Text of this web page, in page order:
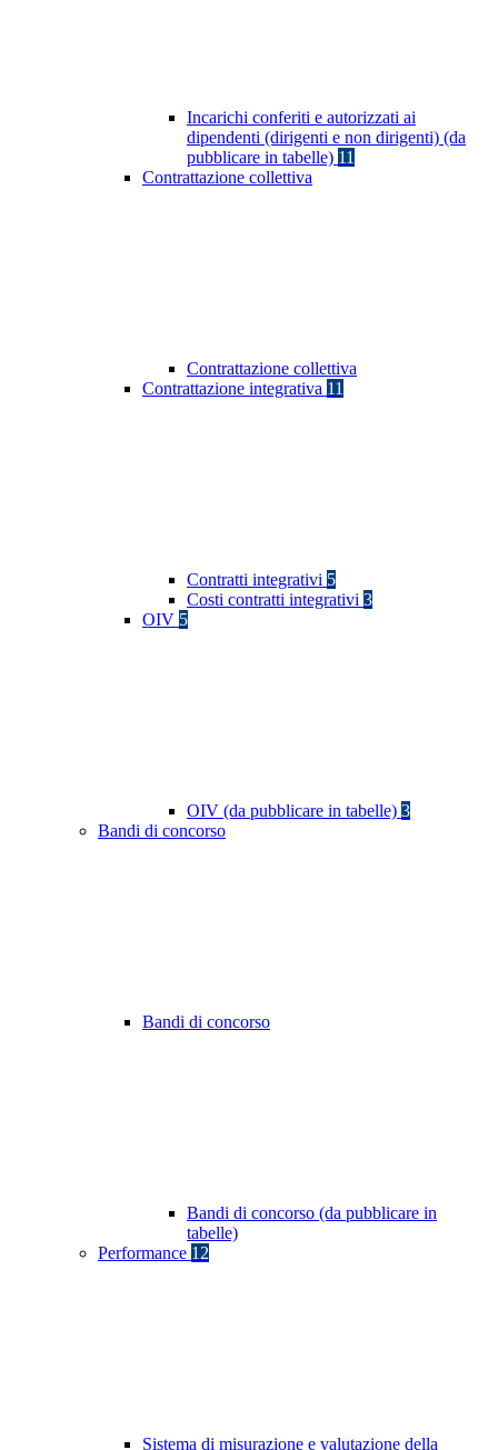
Incarichi conferiti e autorizzati ai
dipendenti (dirigenti e non dirigenti) (da
pubblicare in tabelle) 11
Contrattazione collettiva
Contrattazione collettiva
Contrattazione integrativa 11
Contratti integrativi 5
Costi contratti integrativi 3
OIV 5
OIV (da pubblicare in tabelle) 3
Bandi di concorso
Bandi di concorso
Bandi di concorso (da pubblicare in
tabelle)
Performance 12
Sistema di misurazione e valutazione della